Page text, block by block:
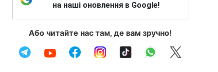
на наші оновлення в Google!
Або читайте нас там, де вам зручно!